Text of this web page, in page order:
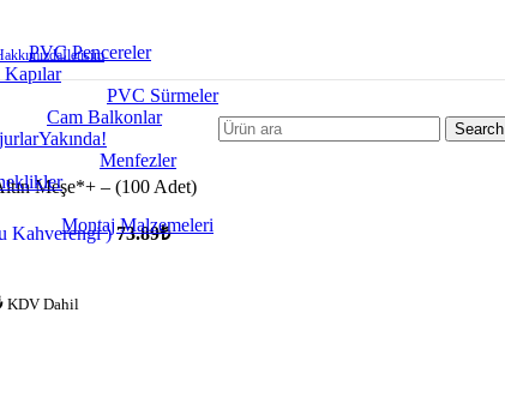
İletisim
PVC Pencereler
PVC Sürmeler
Cam Balkonlar
Yakında!
Menfezler
Montaj Malzemeleri
Search
Meşe*+ – (100 Adet)
Kahverengi )73.89₺
KDV Dahil